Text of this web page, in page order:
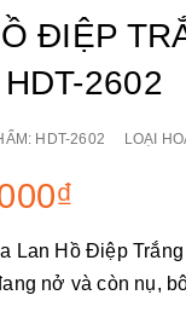
ĐIỆP
2602
HDT-2602 LOẠI
Lan Hồ Điệp Trắng
nở và còn nụ,